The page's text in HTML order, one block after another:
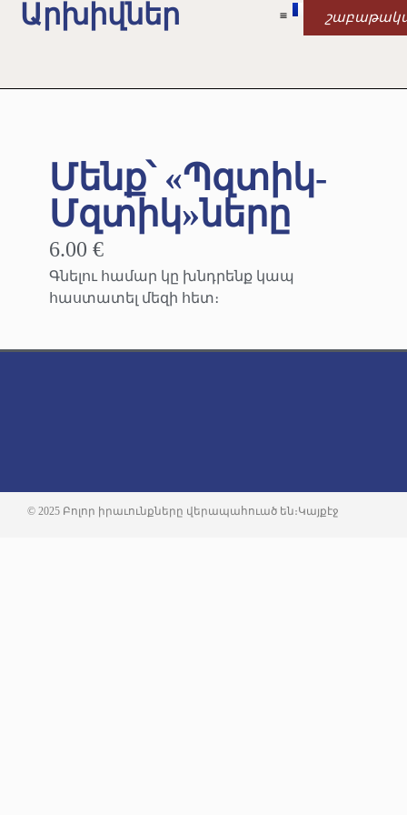
Արխիվներ
Մենք՝ «Պզտիկ-
Մզտիկ»ները
6.00 €
Գնելու համար կը խնդրենք կապ
հաստատել մեզի հետ։
© 2025 Բոլոր իրաւունքները վերապահուած են։Կայքէջ